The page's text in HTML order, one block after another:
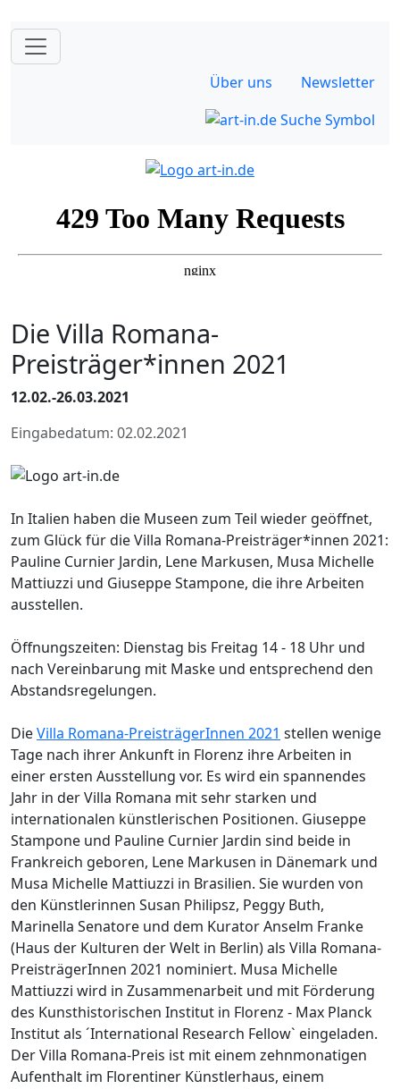
Über uns Newsletter
Die Villa Romana-
Preisträger*innen 2021
12.02.-26.03.2021
Eingabedatum: 02.02.2021
In Italien haben die Museen zum Teil wieder geöffnet,
zum Glück für die Villa Romana-Preisträger*innen 2021:
Pauline Curnier Jardin, Lene Markusen, Musa Michelle
Mattiuzzi und Giuseppe Stampone, die ihre Arbeiten
ausstellen.
Öffnungszeiten: Dienstag bis Freitag 14 - 18 Uhr und
nach Vereinbarung mit Maske und entsprechend den
Abstandsregelungen.
DieVilla Romana-PreisträgerInnen 2021 stellen wenige
Tage nach ihrer Ankunft in Florenz ihre Arbeiten in
einer ersten Ausstellung vor. Es wird ein spannendes
Jahr in der Villa Romana mit sehr starken und
internationalen künstlerischen Positionen. Giuseppe
Stampone und Pauline Curnier Jardin sind beide in
Frankreich geboren, Lene Markusen in Dänemark und
Musa Michelle Mattiuzzi in Brasilien. Sie wurden von
den Künstlerinnen Susan Philipsz, Peggy Buth,
Marinella Senatore und dem Kurator Anselm Franke
(Haus der Kulturen der Welt in Berlin) als Villa Romana-
PreisträgerInnen 2021 nominiert. Musa Michelle
Mattiuzzi wird in Zusammenarbeit und mit Förderung
des Kunsthistorischen Institut in Florenz - Max Planck
Institut als ´International Research Fellow` eingeladen.
Der Villa Romana-Preis ist mit einem zehnmonatigen
Aufenthalt im Florentiner Künstlerhaus, einem